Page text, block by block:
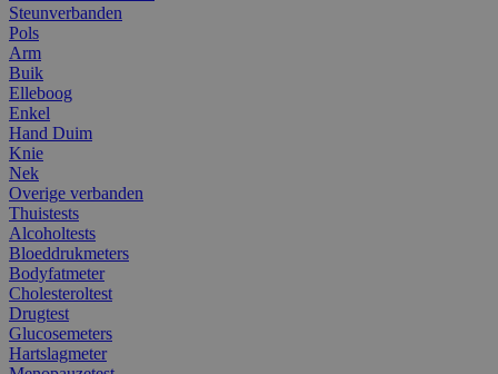
Steunverbanden
Pols
Arm
Buik
Elleboog
Enkel
Hand Duim
Knie
Nek
Overige verbanden
Thuistests
Alcoholtests
Bloeddrukmeters
Bodyfatmeter
Cholesteroltest
Drugtest
Glucosemeters
Hartslagmeter